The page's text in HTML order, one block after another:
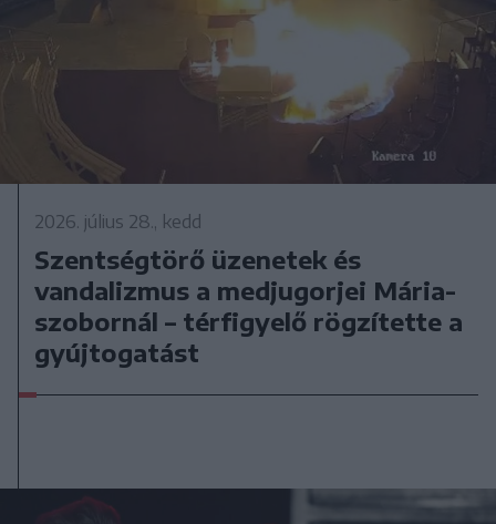
2026. július 28., kedd
Szentségtörő üzenetek és
vandalizmus a medjugorjei Mária-
szobornál – térfigyelő rögzítette a
gyújtogatást